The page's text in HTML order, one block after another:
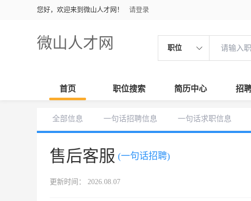
您好，欢迎来到微山人才网！ 请登录
微山人才网 职位
首页 职位搜索 简历中心 招
全部信息 一句话招聘信息 一句话求职信息
售后客服 (一句话招聘)
更新时间： 2026.08.07